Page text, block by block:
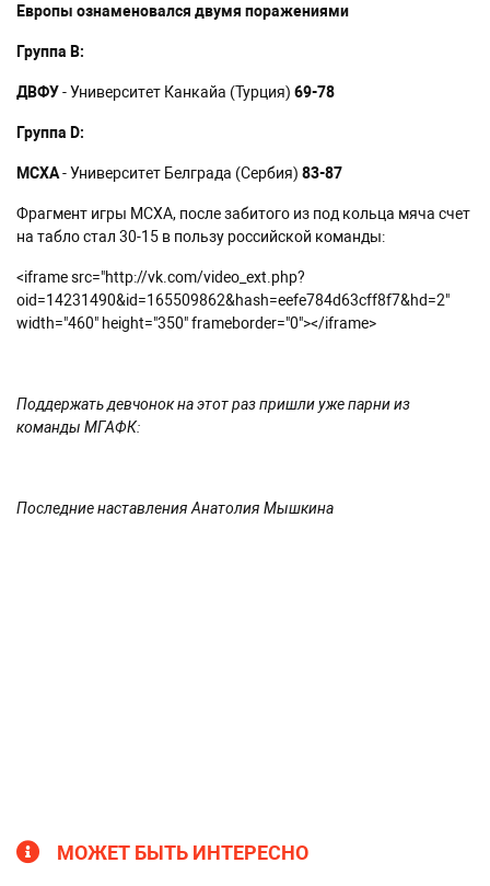
Европы ознаменовался двумя поражениями
Группа B:
ДВФУ- Университет Канкайа (Турция) 69-78
Группа D:
МСХА- Университет Белграда (Сербия) 83-87
Фрагмент игры МСХА, после забитого из под кольца мяча счет
на табло стал 30-15 в пользу российской команды:
<iframe src="http://vk.com/video_ext.php?
oid=14231490&id=165509862&hash=eefe784d63cff8f7&hd=2"
width="460" height="350" frameborder="0"></iframe>
Поддержать девчонок на этот раз пришли уже парни из
команды МГАФК:
Последние наставления Анатолия Мышкина
МОЖЕТ БЫТЬ ИНТЕРЕСНО